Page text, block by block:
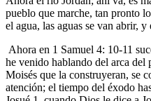
pueblo que marche, tan pronto
el agua, las aguas se van abrir,
Ahora en 1 Samuel 4: 10-11
he venido hablando del arca del
Moisés que la construyeran, se
atención; el tiempo del éxodo